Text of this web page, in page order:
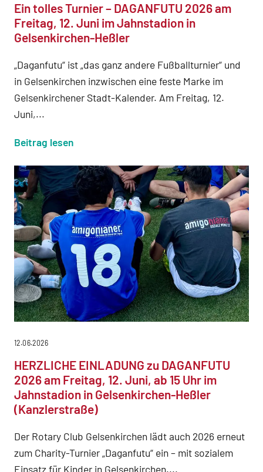
Ein tolles Turnier – DAGANFUTU 2026 am
Freitag, 12. Juni im Jahnstadion in
Gelsenkirchen-Heßler
„Daganfutu“ ist „das ganz andere Fußballturnier“ und
in Gelsenkirchen inzwischen eine feste Marke im
Gelsenkirchener Stadt-Kalender. Am Freitag, 12.
Juni,...
Beitrag lesen
12.06.2026
HERZLICHE EINLADUNG zu DAGANFUTU
2026 am Freitag, 12. Juni, ab 15 Uhr im
Jahnstadion in Gelsenkirchen-Heßler
(Kanzlerstraße)
Der Rotary Club Gelsenkirchen lädt auch 2026 erneut
zum Charity-Turnier „Daganfutu“ ein – mit sozialem
Einsatz für Kinder in Gelsenkirchen....